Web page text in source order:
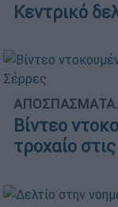
Κεντρικό
Βίντεο
τροχαίο